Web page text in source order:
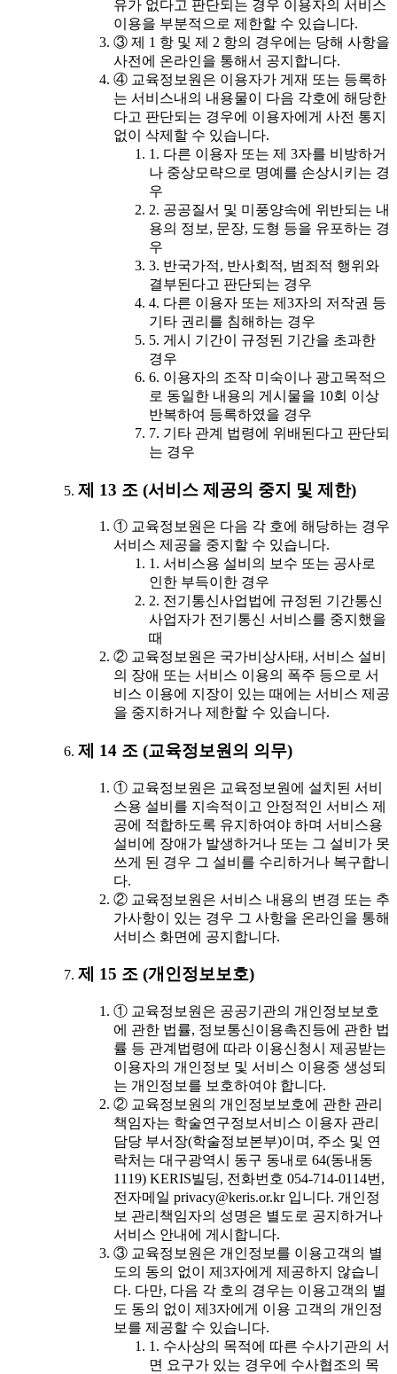
유가 없다고 판단되는 경우 이용자의 서비스
이용을 부분적으로 제한할 수 있습니다.
③ 제 1 항 및 제 2 항의 경우에는 당해 사항을
사전에 온라인을 통해서 공지합니다.
④ 교육정보원은 이용자가 게재 또는 등록하
는 서비스내의 내용물이 다음 각호에 해당한
다고 판단되는 경우에 이용자에게 사전 통지
없이 삭제할 수 있습니다.
1. 다른 이용자 또는 제 3자를 비방하거
나 중상모략으로 명예를 손상시키는 경
우
2. 공공질서 및 미풍양속에 위반되는 내
용의 정보, 문장, 도형 등을 유포하는 경
우
3. 반국가적, 반사회적, 범죄적 행위와
결부된다고 판단되는 경우
4. 다른 이용자 또는 제3자의 저작권 등
기타 권리를 침해하는 경우
5. 게시 기간이 규정된 기간을 초과한
경우
6. 이용자의 조작 미숙이나 광고목적으
로 동일한 내용의 게시물을 10회 이상
반복하여 등록하였을 경우
7. 기타 관계 법령에 위배된다고 판단되
는 경우
제 13 조 (서비스 제공의 중지 및 제한)
① 교육정보원은 다음 각 호에 해당하는 경우
서비스 제공을 중지할 수 있습니다.
1. 서비스용 설비의 보수 또는 공사로
인한 부득이한 경우
2. 전기통신사업법에 규정된 기간통신
사업자가 전기통신 서비스를 중지했을
때
② 교육정보원은 국가비상사태, 서비스 설비
의 장애 또는 서비스 이용의 폭주 등으로 서
비스 이용에 지장이 있는 때에는 서비스 제공
을 중지하거나 제한할 수 있습니다.
제 14 조 (교육정보원의 의무)
① 교육정보원은 교육정보원에 설치된 서비
스용 설비를 지속적이고 안정적인 서비스 제
공에 적합하도록 유지하여야 하며 서비스용
설비에 장애가 발생하거나 또는 그 설비가 못
쓰게 된 경우 그 설비를 수리하거나 복구합니
다.
② 교육정보원은 서비스 내용의 변경 또는 추
가사항이 있는 경우 그 사항을 온라인을 통해
서비스 화면에 공지합니다.
제 15 조 (개인정보보호)
① 교육정보원은 공공기관의 개인정보보호
에 관한 법률, 정보통신이용촉진등에 관한 법
률 등 관계법령에 따라 이용신청시 제공받는
이용자의 개인정보 및 서비스 이용중 생성되
는 개인정보를 보호하여야 합니다.
② 교육정보원의 개인정보보호에 관한 관리
책임자는 학술연구정보서비스 이용자 관리
담당 부서장(학술정보본부)이며, 주소 및 연
락처는 대구광역시 동구 동내로 64(동내동
1119) KERIS빌딩, 전화번호 054-714-0114번,
전자메일 privacy@keris.or.kr 입니다. 개인정
보 관리책임자의 성명은 별도로 공지하거나
서비스 안내에 게시합니다.
③ 교육정보원은 개인정보를 이용고객의 별
도의 동의 없이 제3자에게 제공하지 않습니
다. 다만, 다음 각 호의 경우는 이용고객의 별
도 동의 없이 제3자에게 이용 고객의 개인정
보를 제공할 수 있습니다.
1. 수사상의 목적에 따른 수사기관의 서
면 요구가 있는 경우에 수사협조의 목